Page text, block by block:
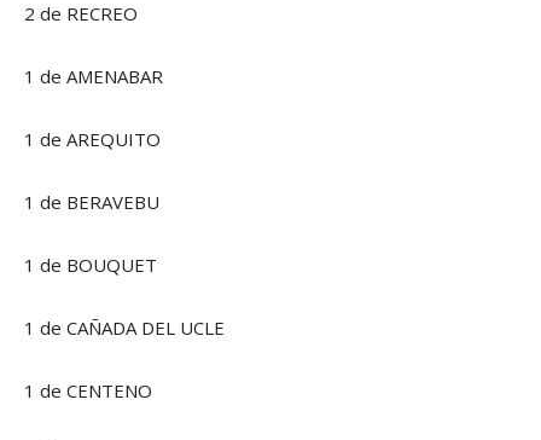
2 de RECREO
1 de AMENABAR
1 de AREQUITO
1 de BERAVEBU
1 de BOUQUET
1 de CAÑADA DEL UCLE
1 de CENTENO